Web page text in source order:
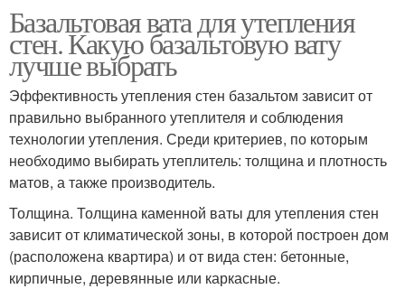
Базальтовая вата для утепления
стен. Какую базальтовую вату
лучше выбрать
Эффективность утепления стен базальтом зависит от
правильно выбранного утеплителя и соблюдения
технологии утепления. Среди критериев, по которым
необходимо выбирать утеплитель: толщина и плотность
матов, а также производитель.
Толщина. Толщина каменной ваты для утепления стен
зависит от климатической зоны, в которой построен дом
(расположена квартира) и от вида стен: бетонные,
кирпичные, деревянные или каркасные.